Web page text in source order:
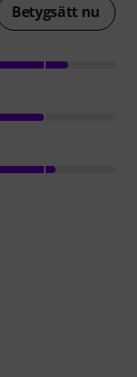
Betygsätt nu